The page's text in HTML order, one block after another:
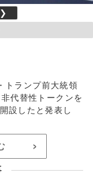
❯
トランプ前大統領
代替性トークンを
設したと発表し
>